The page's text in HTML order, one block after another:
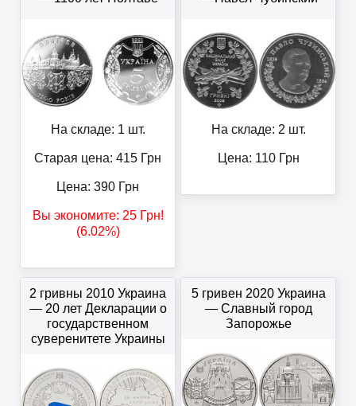
На складе: 1 шт.
Старая цена: 415 Грн
Цена: 390 Грн
Вы экономите: 25Грн!
(6.02%)
На складе: 2 шт.
Цена: 110Грн
2 гривны 2010 Украина
— 20 лет Декларации о
государственном
суверенитете Украины
5 гривен 2020 Украина
— Славный город
Запорожье